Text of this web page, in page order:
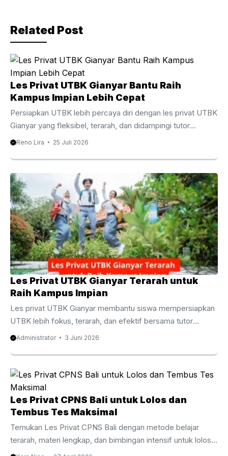
o
k
Related Post
Les Privat UTBK Gianyar Bantu Raih
Kampus Impian Lebih Cepat
Persiapkan UTBK lebih percaya diri dengan les privat UTBK
Gianyar yang fleksibel, terarah, dan didampingi tutor
berpengalaman. Les Privat UTBK Gianyar Membantu
Berbasis Komputer membutuhkan persiapan yang matang,
strategi belajar yang tepat, serta pendampingan yang
sesuai dengan kebutuhan setiap siswa. Oleh karena itu, les
privat UTBK Gianyar menjadi pilihan yang semakin diminati
oleh siswa SMA dan lulusan yang ingin meningkatkan
peluang diterima di perguruan tinggi negeri impian. Berbeda
dengan pembelajaran di kelas yang ...
Reno Lira 25 Juli 2026
Les Privat UTBK Gianyar Terarah untuk
Raih Kampus Impian
Les privat UTBK Gianyar membantu siswa mempersiapkan
UTBK lebih fokus, terarah, dan efektif bersama tutor
berpengalaman untuk meningkatkan peluang lolos PTN
Kampus Impian Persaingan masuk perguruan tinggi negeri
semakin ketat dari tahun ke tahun. Oleh karena itu, banyak
siswa mulai mencari metode belajar yang lebih efektif agar
mampu menghadapi ujian dengan percaya diri. Salah satu
pilihan yang semakin diminati adalah les privat UTBK
Gianyar karena menawarkan pembelajaran yang lebih fokus,
fleksibel, dan ...
Administrator 3 Juni 2026
Les Privat CPNS Bali untuk Lolos dan
Tembus Tes Maksimal
Temukan Les Privat CPNS Bali dengan metode belajar
terarah, materi lengkap, dan bimbingan intensif untuk lolos
seleksi CPNS. Pengantar Les Privat CPNS Bali